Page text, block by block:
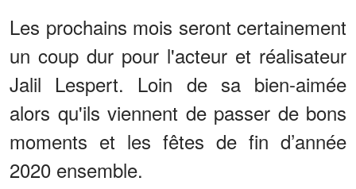
Les prochains mois seront certainement
un coup dur pour l'acteur et réalisateur
Jalil Lespert. Loin de sa bien-aimée
alors qu'ils viennent de passer de bons
moments et les fêtes de fin d’année
2020 ensemble.